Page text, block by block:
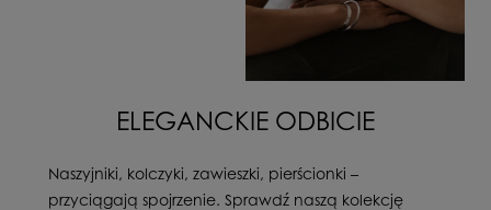
ELEGANCKIE ODBICIE
Naszyjniki, kolczyki, zawieszki, pierścionki –
przyciągają spojrzenie. Sprawdź naszą kolekcję